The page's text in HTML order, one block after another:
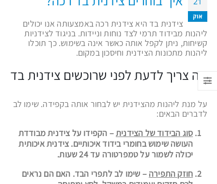
אוק
צידנית בד היא צידנית רכה באמצעותה אנו יכולים
ליהנות מבידוד תרמי לצד נוחות וניידות. בניגוד לצידניות
קשיחות, ניתן לקפל אותה כאשר אינה בשימוש. כך תוכלו
ליהנות מתכונות הצידנית וחיסכון במקום.
מה צריך לדעת לפני שרוכשים צידנית בד
על מנת ליהנות מהצידנית יש לבחור אותה בקפידה. שימו לב
לדברים הבאים:
סוג הבידוד של הצידנית– הקפידו על צידנית מבודדת
העושה שימוש בחומרי בידוד איכותיים. צידנית איכותית
יכולה לשמור על טמפרטורה עד 24 שעות.
חוזק התפירה – שימו לב לתפרי הבד. האם הם נראים